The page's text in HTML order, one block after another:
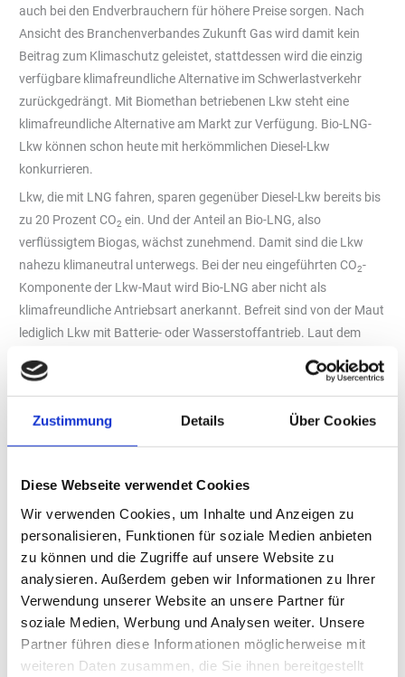
Zustimmung Details Über Cookies
Diese Webseite verwendet Cookies
Wir verwenden Cookies, um Inhalte und Anzeigen zu
personalisieren, Funktionen für soziale Medien anbieten
zu können und die Zugriffe auf unsere Website zu
analysieren. Außerdem geben wir Informationen zu Ihrer
Verwendung unserer Website an unsere Partner für
soziale Medien, Werbung und Analysen weiter. Unsere
Partner führen diese Informationen möglicherweise mit
weiteren Daten zusammen, die Sie ihnen bereitgestellt
auch bei den Endverbrauchern für höhere Preise sorgen. Nach
Ansicht des Branchenverbandes Zukunft Gas wird damit kein
Beitrag zum Klimaschutz geleistet, stattdessen wird die einzig
verfügbare klimafreundliche Alternative im Schwerlastverkehr
zurückgedrängt. Mit Biomethan betriebenen Lkw steht eine
klimafreundliche Alternative am Markt zur Verfügung. Bio-LNG-
Lkw können schon heute mit herkömmlichen Diesel-Lkw
konkurrieren.
Lkw, die mit LNG fahren, sparen gegenüber Diesel-Lkw bereits bis
zu 20 Prozent CO2 ein. Und der Anteil an Bio-LNG, also
verflüssigtem Biogas, wächst zunehmend. Damit sind die Lkw
nahezu klimaneutral unterwegs. Bei der neu eingeführten CO2-
Komponente der Lkw-Maut wird Bio-LNG aber nicht als
klimafreundliche Antriebsart anerkannt. Befreit sind von der Maut
lediglich Lkw mit Batterie- oder Wasserstoffantrieb. Laut dem
Bundesverband Spedition und Logistik (DSLV) trifft das gerade
einmal auf 475 Lkw zu, von insgesamt rund 800.000 Lkw, die
täglich in Deutschland unterwegs sind. Um den
Straßengüterverkehr zu defossilisieren, sind ambitionierte Ziele
nötig. Die Vorgabe der Bundesregierung, dass schon 2030 ein
Kraftstoffen absolviert werden soll, erscheint angesichts dieser
Zahlen aber als unrealistisch.
Die klimafreundliche Alternative Bio-LNG ist bei Spediteuren
dagegen schon heute sehr beliebt. Ende 2023 werden etwa 7.000
LNG-Fahrzeuge auf den deutschen Straßen unterwegs sein und
das deutsche Tankstellennetz ist mit 185 LNG-Tankstellen gut
ausgebaut. In den ersten drei Quartalen dieses Jahres wurden an
ihnen fast 110.000 Tonnen LNG und Bio-LNG abgesetzt. Damit